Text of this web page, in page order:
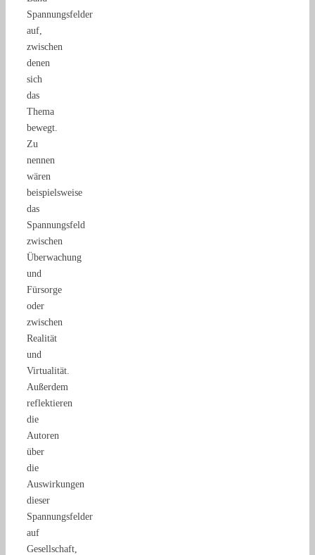
Spannungsfelder
auf,
zwischen
denen
sich
das
Thema
bewegt.
Zu
nennen
wären
beispielsweise
das
Spannungsfeld
zwischen
Überwachung
und
Fürsorge
oder
zwischen
Realität
und
Virtualität.
Außerdem
reflektieren
die
Autoren
über
die
Auswirkungen
dieser
Spannungsfelder
auf
Gesellschaft,